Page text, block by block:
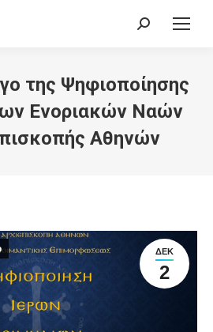
Search:
της Ψηφιοποίησης
Ενοριακών Ναών
Αθηνών
ΔΕΚ
2